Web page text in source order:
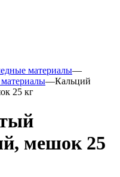
материалы—
—Кальций
25 кг
мешок 25